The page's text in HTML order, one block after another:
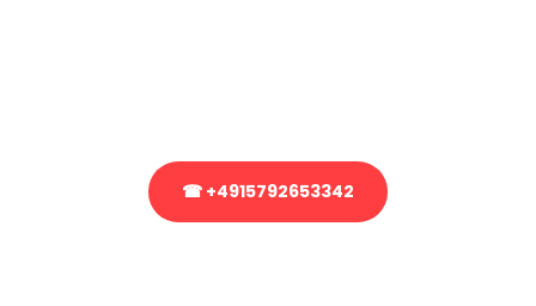
☎ +4915792653342